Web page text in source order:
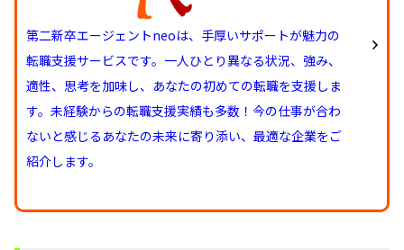
第二新卒エージェントneoは、手厚いサポートが魅力の
転職支援サービスです。一人ひとり異なる状況、強み、
適性、思考を加味し、あなたの初めての転職を支援しま
す。未経験からの転職支援実績も多数！今の仕事が合わ
ないと感じるあなたの未来に寄り添い、最適な企業をご
紹介します。